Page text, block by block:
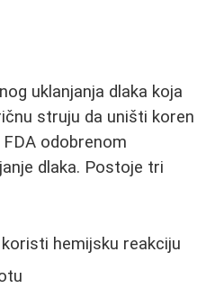
uklanjanja dlaka koja
struju da uništi koren
odobrenom
dlaka. Postoje tri
hemijsku reakciju